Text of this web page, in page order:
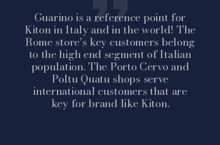
Guarino is a reference point for
Kiton in Italy and in the world! The
Rome store’s key customers belong
to the high end segment of Italian
population. The Porto Cervo and
Poltu Quatu shops serve
international customers that are
key for brand like Kiton.